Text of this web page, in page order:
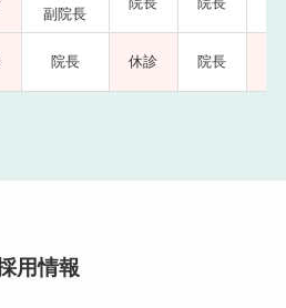
副院長
院長 休診 院長
用情報